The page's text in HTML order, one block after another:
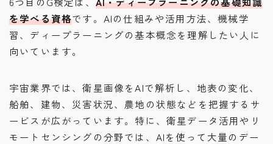
を学べる資格です。AIの仕組みや活用方法、機械学
習、ディープラーニングの基本概念を理解したい人に
向いています。
宇宙業界では、衛星画像をAIで解析し、地表の変化、
船舶、建物、災害状況、農地の状態などを把握するサ
ービスが広がっています。特に、衛星データ活用やリ
モートセンシングの分野では、AIを使って大量のデー